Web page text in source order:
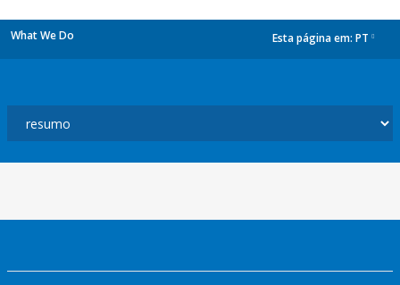
What We Do Esta página em: PT